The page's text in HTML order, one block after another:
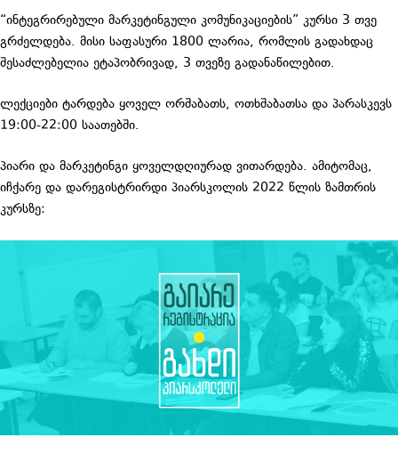
“ინტეგრირებული მარკეტინგული კომუნიკაციების” კურსი 3 თვე
გრძელდება. მისი საფასური 1800 ლარია, რომლის გადახდაც
შესაძლებელია ეტაპობრივად, 3 თვეზე გადანაწილებით.
ლექციები ტარდება ყოველ ორშაბათს, ოთხშაბათსა და პარასკევს
19:00-22:00 საათებში.
პიარი და მარკეტინგი ყოველდღიურად ვითარდება. ამიტომაც,
იჩქარე და დარეგისტრირდი პიარსკოლის 2022 წლის ზამთრის
კურსზე: